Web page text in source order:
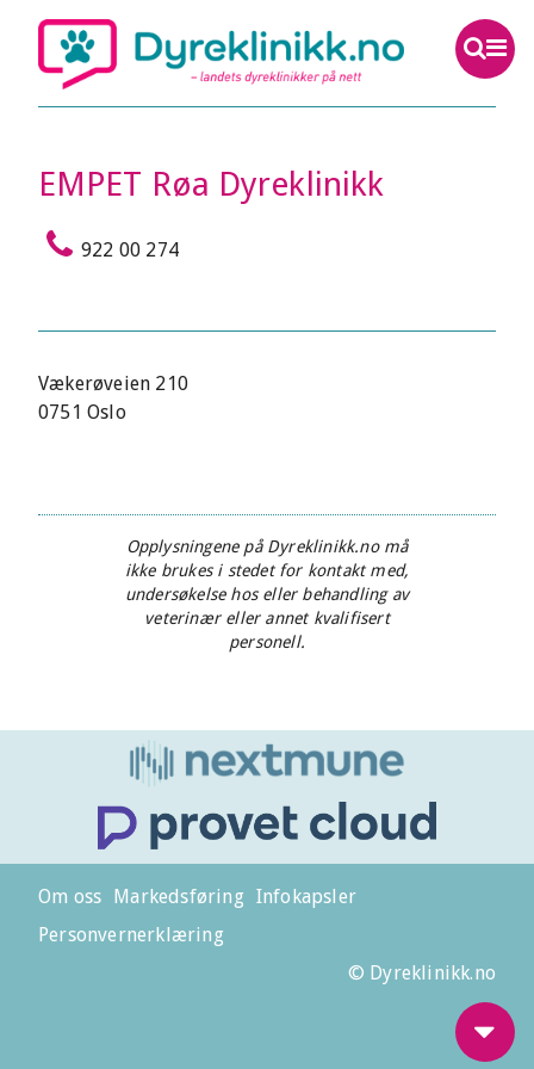
EMPET Røa Dyreklinikk
922 00 274
Vækerøveien 210
0751 Oslo
Opplysningene på Dyreklinikk.no må
ikke brukes i stedet for kontakt med,
undersøkelse hos eller behandling av
veterinær eller annet kvalifisert
personell.
Om oss Markedsføring Infokapsler
Personvernerklæring
© Dyreklinikk.no